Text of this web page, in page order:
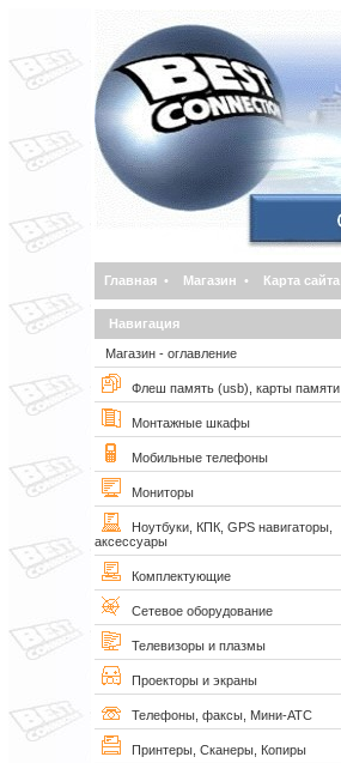
Главная • Магазин • Карта сайта
Навигация
Магазин - оглавление
Флеш память (usb), карты памяти
Монтажные шкафы
Мобильные телефоны
Мониторы
Ноутбуки, КПК, GPS навигаторы,
аксессуары
Комплектующие
Сетевое оборудование
Телевизоры и плазмы
Проекторы и экраны
Телефоны, факсы, Мини-АТС
Принтеры, Сканеры, Копиры